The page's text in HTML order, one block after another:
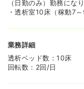
（日勤のみ）勤務になり
・透析室10床（稼動7～
業務詳細
透析ベッド数：10床
回転数：2回/日